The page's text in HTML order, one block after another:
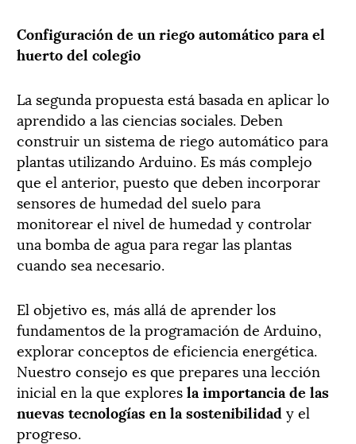
Configuración de un riego automático para el
huerto del colegio
La segunda propuesta está basada en aplicar lo
aprendido a las ciencias sociales. Deben
construir un sistema de riego automático para
plantas utilizando Arduino. Es más complejo
que el anterior, puesto que deben incorporar
sensores de humedad del suelo para
monitorear el nivel de humedad y controlar
una bomba de agua para regar las plantas
cuando sea necesario.
El objetivo es, más allá de aprender los
fundamentos de la programación de Arduino,
explorar conceptos de eficiencia energética.
Nuestro consejo es que prepares una lección
inicial en la que exploresla importancia de las
nuevas tecnologías en la sostenibilidad y el
progreso.